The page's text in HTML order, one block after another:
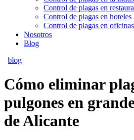
Control de plagas en
Control de plagas en hoteles
Control de plagas en oficinas
Nosotros
Blog
blog
Cómo eliminar
pulgones en
de Alicante